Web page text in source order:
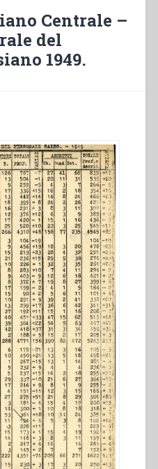
Centrale –
del
1949.